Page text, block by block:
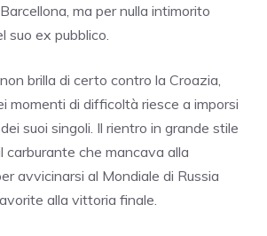
ma per nulla intimorito
suo ex pubblico.
brilla di certo contro la Croazia,
momenti di difficoltà riesce a imporsi
suoi singoli. Il rientro in grande stile
carburante che mancava alla
avvicinarsi al Mondiale di Russia
alla vittoria finale.